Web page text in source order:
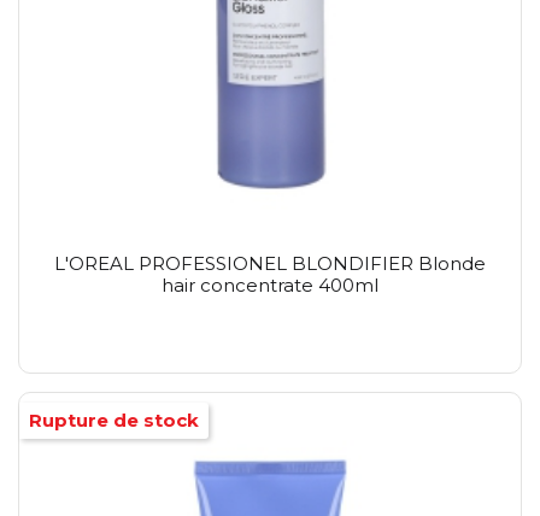
L'OREAL PROFESSIONEL BLONDIFIER Blonde
hair concentrate 400ml
Rupture de stock